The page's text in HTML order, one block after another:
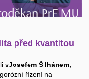
před kvantitou
sJosefem Šilhánem,
řízení na